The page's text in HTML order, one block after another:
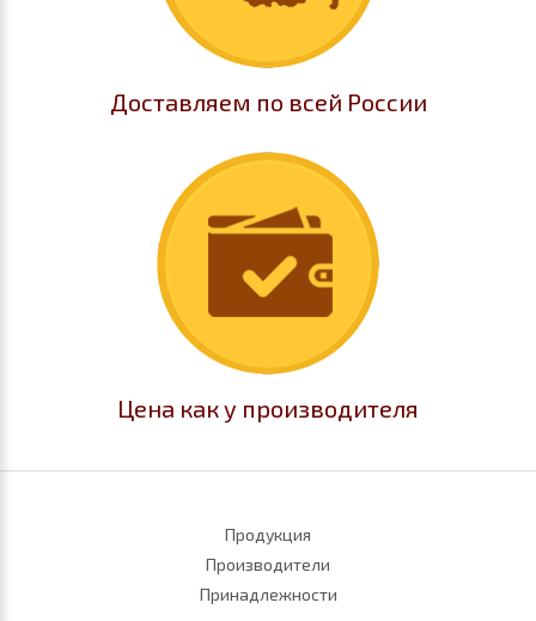
Доставляем по всей России
Цена как у производителя
Продукция
Производители
Принадлежности